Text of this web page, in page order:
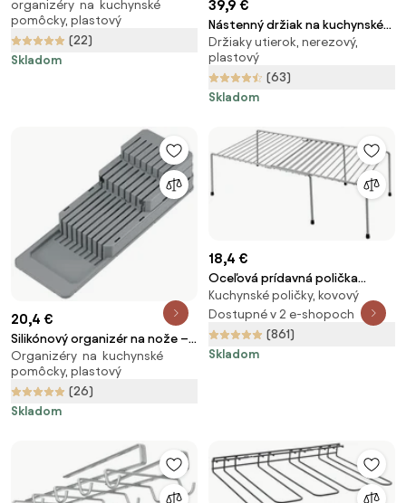
organizéry na kuchynské
pomôcky, plastový
(22)
Skladom
39,9 €
Nástenný držiak na kuchynské
utierky a fólie Metaltex Tango
Inox
Držiaky utierok, nerezový,
plastový
(63)
Skladom
20,4 €
Silikónový organizér na nože –
Metaltex
Organizéry na kuchynské
pomôcky, plastový
(26)
Skladom
18,4 €
Oceľová prídavná polička
Adapto – Metaltex
Kuchynské poličky, kovový
Dostupné v 2 e-shopoch
(861)
Skladom